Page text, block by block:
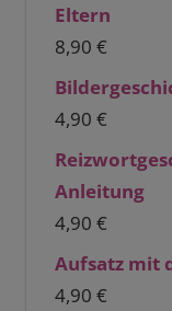
Eltern
8,90 €
4,90 €
Anleitung
4,90 €
Aufsatz mit
4,90 €